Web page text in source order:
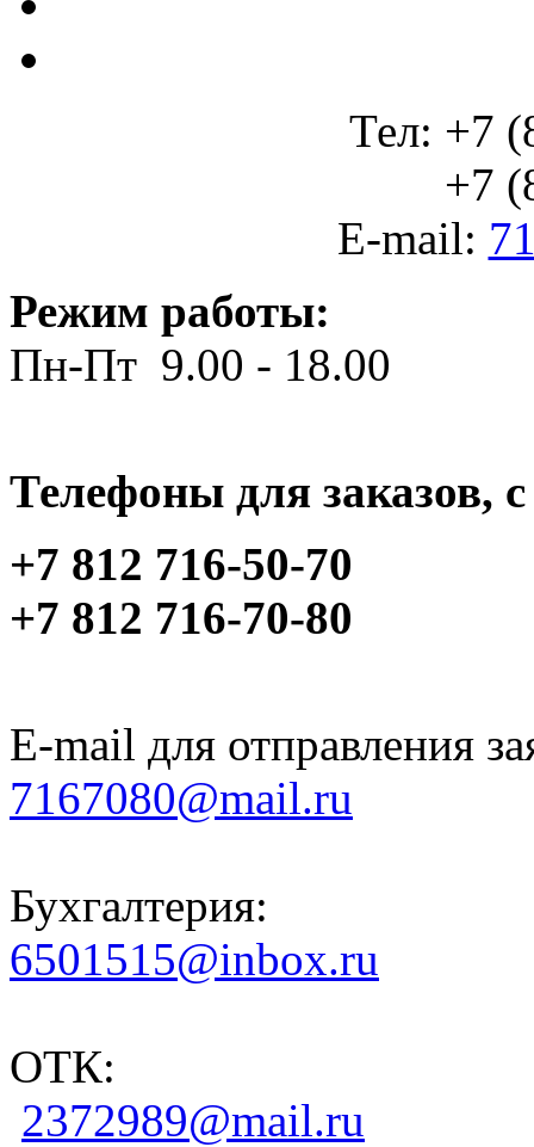
Тел: +7
+7
E-mail:
Режим работы:
Пн-Пт 9.00 - 18.00
Телефоны для заказов,
+7 812 716-50-70
+7 812 716-70-80
E-mail для отправления
7167080@mail.ru
Бухгалтерия:
6501515@inbox.ru
ОТК:
2372989@mail.ru